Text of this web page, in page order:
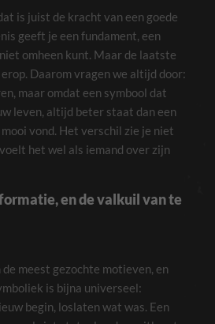
is juist de kracht van een goede
geeft je een fundament, een
omheen kunt. Maar de laatste
Daarom vragen we altijd door:
maar omdat een symbool dat
leven, altijd beter staat dan een
vond. Het verschil zie je niet
het wel als iemand over zijn
en de valkuil van te
meest gezochte motieven, en
is bijna universeel:
begin, loslaten wat was. Een